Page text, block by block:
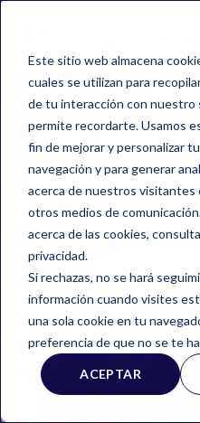
Este sitio web almacena
cuales se utilizan para
de tu interacción con nuestro
permite recordarte. Usamos
fin de mejorar y personalizar
navegación y para generar
acerca de nuestros
otros medios de
acerca de las cookies,
privacidad.
Si rechazas, no se hará
información cuando visites
una sola cookie en tu
preferencia de que no se te
ACEPTAR